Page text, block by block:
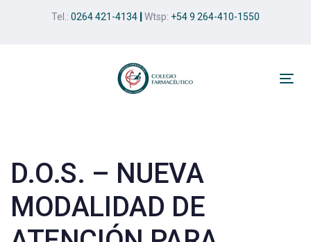
Tel.: 0264 421-4134 Wtsp: +54 9 264-410-1550
D.O.S. – NUEVA
MODALIDAD DE
navigation